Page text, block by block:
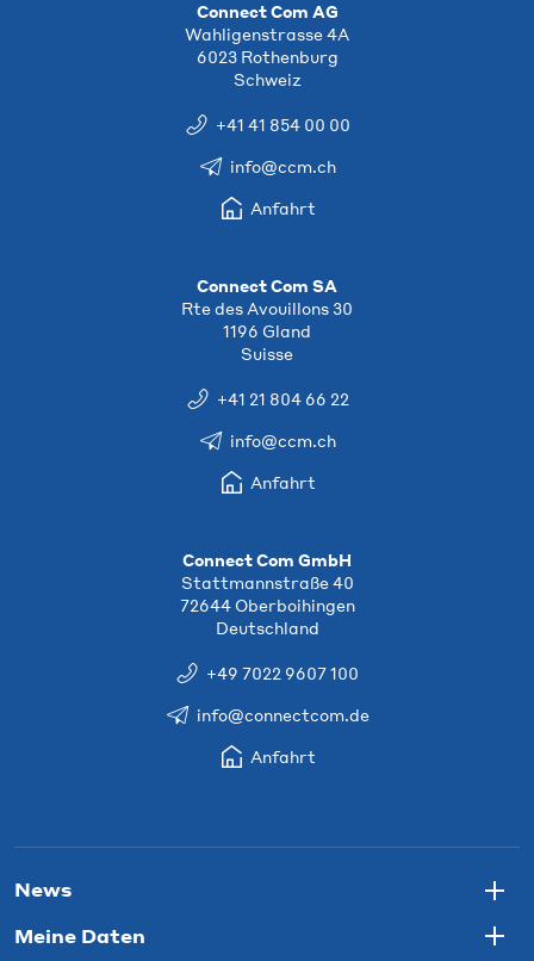
Connect Com AG
Wahligenstrasse 4A
6023 Rothenburg
Schweiz
+41 41 854 00 00
info@ccm.ch
Anfahrt
Connect Com SA
Rte des Avouillons 30
1196 Gland
Suisse
+41 21 804 66 22
info@ccm.ch
Anfahrt
Connect Com GmbH
Stattmannstraße 40
72644 Oberboihingen
Deutschland
+49 7022 9607 100
info@connectcom.de
Anfahrt
News
Meine Daten